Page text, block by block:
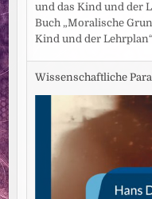
und das Kind und der
Buch „Moralische
Kind und der
Wissenschaftliche